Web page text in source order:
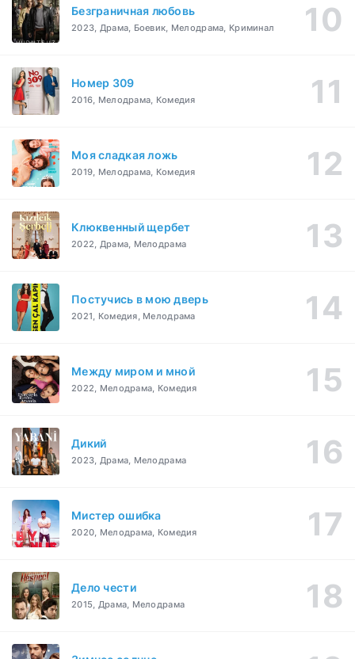
Безграничная любовь
2023, Драма, Боевик, Мелодрама, Криминал
Номер 309
2016, Мелодрама, Комедия
Моя сладкая ложь
2019, Мелодрама, Комедия
Клюквенный щербет
2022, Драма, Мелодрама
Постучись в мою дверь
2021, Комедия, Мелодрама
Между миром и мной
2022, Мелодрама, Комедия
Дикий
2023, Драма, Мелодрама
Мистер ошибка
2020, Мелодрама, Комедия
Дело чести
2015, Драма, Мелодрама